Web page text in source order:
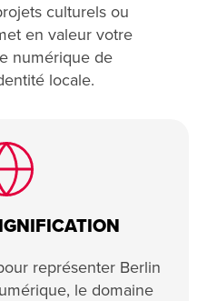
culturels ou
en valeur votre
numérique de
locale.
représenter Berlin
le domaine